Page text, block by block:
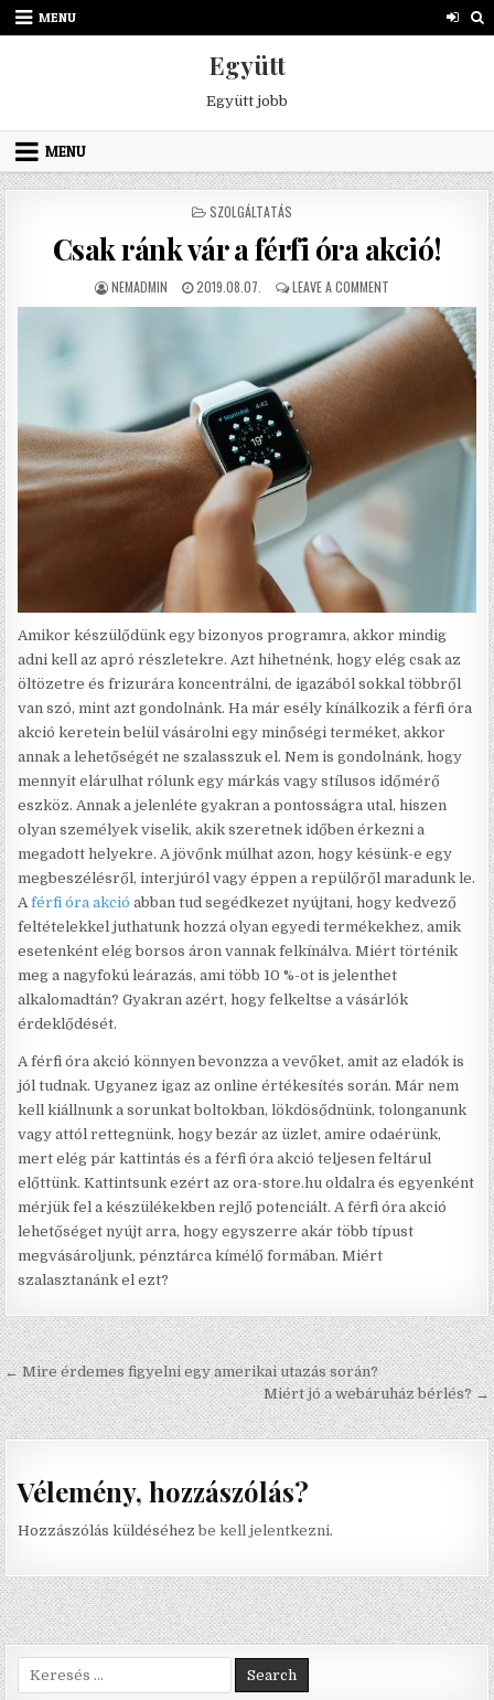
Skip to content
MENU
Együtt
Együtt jobb
MENU
POSTED IN
SZOLGÁLTATÁS
Csak ránk vár a férfi óra akció!
AUTHOR:
NEMADMIN PUBLISHED DATE:
2019.08.07. LEAVE A COMMENTON CSAK RÁNK
Amikor készülődünk egy bizonyos programra, akkor mindig
adni kell az apró részletekre. Azt hihetnénk, hogy elég csak az
öltözetre és frizurára koncentrálni, de igazából sokkal többről
van szó, mint azt gondolnánk. Ha már esély kínálkozik a férfi óra
akció keretein belül vásárolni egy minőségi terméket, akkor
annak a lehetőségét ne szalasszuk el. Nem is gondolnánk, hogy
mennyit elárulhat rólunk egy márkás vagy stílusos időmérő
eszköz. Annak a jelenléte gyakran a pontosságra utal, hiszen
olyan személyek viselik, akik szeretnek időben érkezni a
megadott helyekre. A jövőnk múlhat azon, hogy késünk-e egy
megbeszélésről, interjúról vagy éppen a repülőről maradunk le.
Aférfi óra akció abban tud segédkezet nyújtani, hogy kedvező
feltételekkel juthatunk hozzá olyan egyedi termékekhez, amik
esetenként elég borsos áron vannak felkínálva. Miért történik
meg a nagyfokú leárazás, ami több 10 %-ot is jelenthet
alkalomadtán? Gyakran azért, hogy felkeltse a vásárlók
érdeklődését.
A férfi óra akció könnyen bevonzza a vevőket, amit az eladók is
jól tudnak. Ugyanez igaz az online értékesítés során. Már nem
kell kiállnunk a sorunkat boltokban, lökdösődnünk, tolonganunk
vagy attól rettegnünk, hogy bezár az üzlet, amire odaérünk,
mert elég pár kattintás és a férfi óra akció teljesen feltárul
előttünk. Kattintsunk ezért az ora-store.hu oldalra és egyenként
mérjük fel a készülékekben rejlő potenciált. A férfi óra akció
lehetőséget nyújt arra, hogy egyszerre akár több típust
megvásároljunk, pénztárca kímélő formában. Miért
szalasztanánk el ezt?
Bejegyzés navigáció
← Mire érdemes figyelni egy amerikai utazás során?
Miért jó a webáruház bérlés? →
Vélemény, hozzászólás?
Hozzászólás küldéséhezbe kell jelentkezni.
Search for: